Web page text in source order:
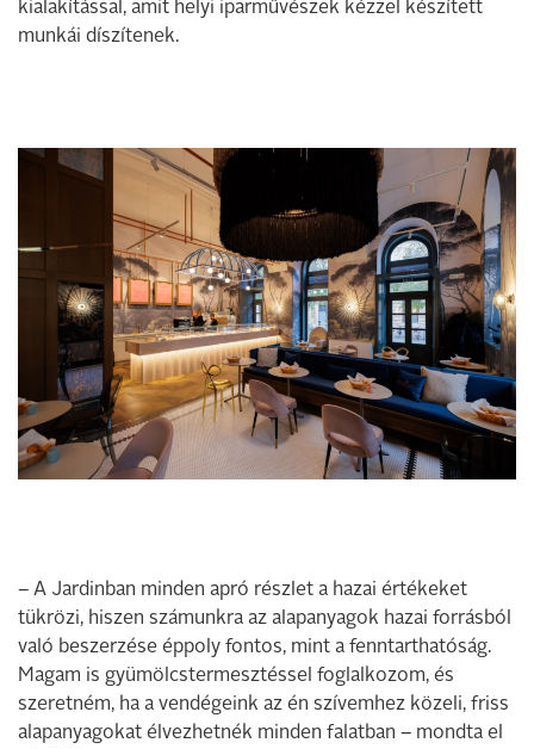
kialakítással, amit helyi iparművészek kézzel készített
munkái díszítenek.
– A Jardinban minden apró részlet a hazai értékeket
tükrözi, hiszen számunkra az alapanyagok hazai forrásból
való beszerzése éppoly fontos, mint a fenntarthatóság.
Magam is gyümölcstermesztéssel foglalkozom, és
szeretném, ha a vendégeink az én szívemhez közeli, friss
alapanyagokat élvezhetnék minden falatban – mondta el